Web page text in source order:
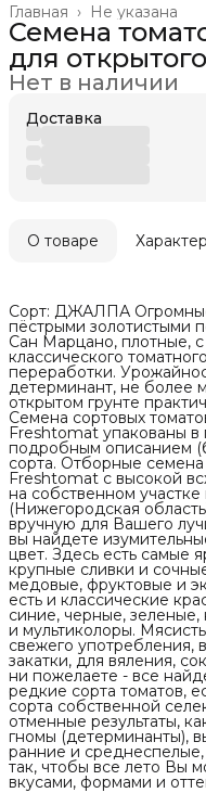
Не указана
Главная ›
Семена
для
Нет в наличии
Доставка
О товаре
Сорт: ДЖАЛПА Огромные
пёстрыми золотистыми
Сан Марцано, плотные,
классического
переработки.
детерминант, не более
открытом грунте
Семена сортовых
Freshtomat упакованы в
подробным описанием
сорта. Отборные
Freshtomat с высокой
на собственном
(Нижегородская
вручную для Вашего
вы найдете
цвет. Здесь есть самые
крупные сливки и
медовые, фруктовые и
есть и классические
синие, черные,
и мультиколоры.
свежего употребления,
закатки, для вяления,
ни пожелаете - все
редкие сорта томатов,
сорта собственной
отменные результаты,
гномы (детерминанты),
ранние и
так, чтобы все лето Вы
вкусами, формами и